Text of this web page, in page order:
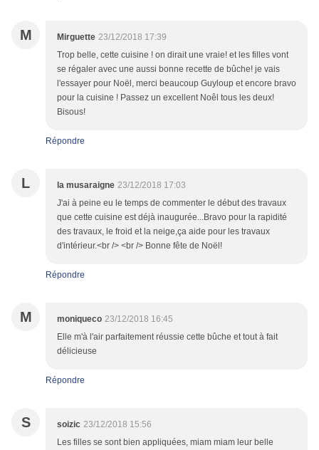
M Mirguette 23/12/2018 17:39
Trop belle, cette cuisine ! on dirait une vraie! et les filles vont
se régaler avec une aussi bonne recette de bûche! je vais
l'essayer pour Noël, merci beaucoup Guyloup et encore bravo
pour la cuisine ! Passez un excellent Noêl tous les deux!
Bisous!
Répondre
L la musaraigne 23/12/2018 17:03
J'ai à peine eu le temps de commenter le début des travaux
que cette cuisine est déjà inaugurée...Bravo pour la rapidité
des travaux, le froid et la neige,ça aide pour les travaux
d'intérieur.<br /> <br /> Bonne fête de Noël!
Répondre
M moniqueco 23/12/2018 16:45
Elle m'à l'air parfaitement réussie cette bûche et tout à fait
délicieuse
Répondre
S soizic 23/12/2018 15:56
Les filles se sont bien appliquées, miam miam leur belle